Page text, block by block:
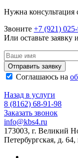
Нужна консультация
Звоните +7 (921)
Или оставьте
Отправить заявку
Соглашаюсь на
Назад в услуги
8 (8162) 68-91-98
Заказать звонок
info@kbs4.ru
173003, г. Великий
Петербургская, д.